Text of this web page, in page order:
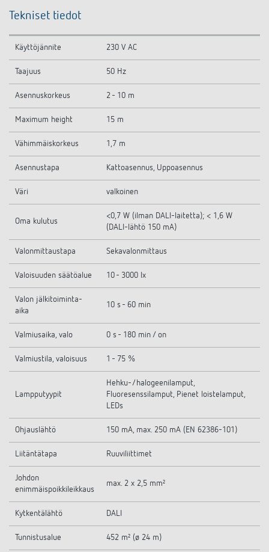
Tekniset tiedot
Käyttöjännite 230 V AC
Taajuus 50 Hz
Asennuskorkeus 2 - 10 m
Maximum height 15 m
Vähimmäiskorkeus 1,7 m
Asennustapa Kattoasennus, Uppoasennus
Väri valkoinen
Oma kulutus
<0,7 W (ilman DALI-laitetta); < 1,6 W
(DALI-lähtö 150 mA)
Valonmittaustapa Sekavalonmittaus
Valoisuuden säätöalue 10 - 3000 lx
Valon jälkitoiminta-
aika
10 s - 60 min
Valmiusaika, valo 0 s - 180 min / on
Valmiustila, valoisuus 1 - 75 %
Lampputyypit
Hehku-/halogeenilamput,
Fluoresenssilamput, Pienet loistelamput,
LEDs
Ohjauslähtö 150 mA, max. 250 mA (EN 62386-101)
Liitäntätapa Ruuviliittimet
Johdon
enimmäispoikkileikkaus
max. 2 x 2,5 mm²
Kytkentälähtö DALI
Tunnistusalue 452 m² (ø 24 m)